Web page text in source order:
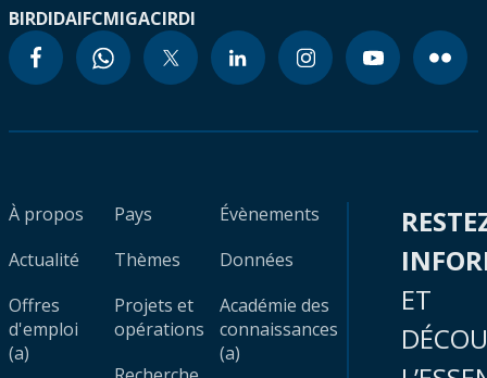
BIRDIDAIFCMIGACIRDI
À propos
Actualité
Offres
d'emploi
(a)
Pays
Thèmes
Projets et
opérations
Évènements
Données
Académie des
connaissances
(a)
ET